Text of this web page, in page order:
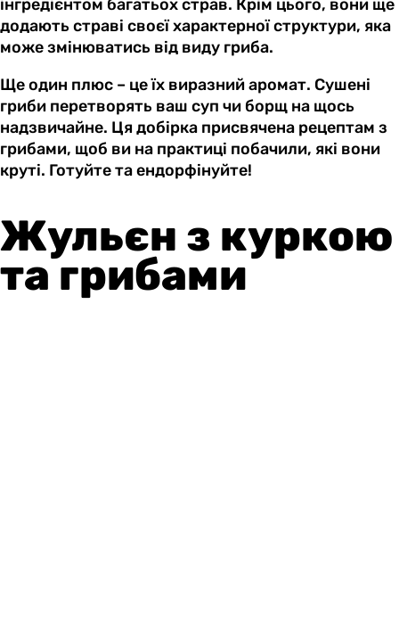
інгредієнтом багатьох страв. Крім цього, вони ще
додають страві своєї характерної структури, яка
може змінюватись від виду гриба.
Ще один плюс – це їх виразний аромат. Сушені
гриби перетворять ваш суп чи борщ на щось
надзвичайне. Ця добірка присвячена рецептам з
грибами, щоб ви на практиці побачили, які вони
круті. Готуйте та ендорфінуйте!
Жульєн з куркою
та грибами